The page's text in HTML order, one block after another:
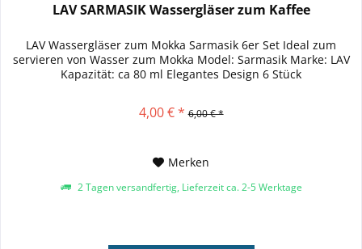
LAV SARMASIK Wassergläser zum Kaffee
LAV Wassergläser zum Mokka Sarmasik 6er Set Ideal zum
servieren von Wasser zum Mokka Model: Sarmasik Marke: LAV
Kapazität: ca 80 ml Elegantes Design 6 Stück
4,00 € * 6,00 € *
Merken
2 Tagen versandfertig, Lieferzeit ca. 2-5 Werktage